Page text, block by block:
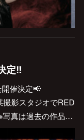
定‼️
催決定📢
撮影スタジオでRED
写真は過去の作品…